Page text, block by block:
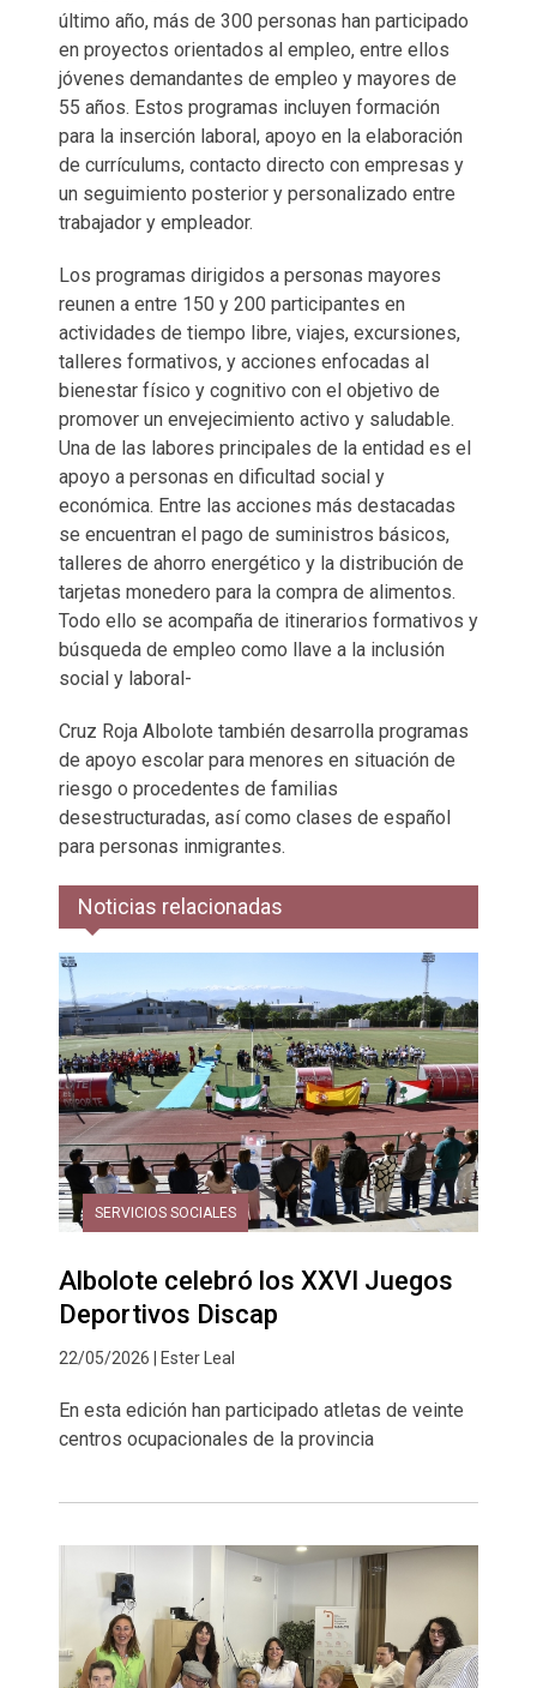
último año, más de 300 personas han participado
en proyectos orientados al empleo, entre ellos
jóvenes demandantes de empleo y mayores de
55 años. Estos programas incluyen formación
para la inserción laboral, apoyo en la elaboración
de currículums, contacto directo con empresas y
un seguimiento posterior y personalizado entre
trabajador y empleador.
Los programas dirigidos a personas mayores
reunen a entre 150 y 200 participantes en
actividades de tiempo libre, viajes, excursiones,
talleres formativos, y acciones enfocadas al
bienestar físico y cognitivo con el objetivo de
promover un envejecimiento activo y saludable.
Una de las labores principales de la entidad es el
apoyo a personas en dificultad social y
económica. Entre las acciones más destacadas
se encuentran el pago de suministros básicos,
talleres de ahorro energético y la distribución de
tarjetas monedero para la compra de alimentos.
Todo ello se acompaña de itinerarios formativos y
búsqueda de empleo como llave a la inclusión
social y laboral-
Cruz Roja Albolote también desarrolla programas
de apoyo escolar para menores en situación de
riesgo o procedentes de familias
desestructuradas, así como clases de español
para personas inmigrantes.
Noticias relacionadas
SERVICIOS SOCIALES
Albolote celebró los XXVI Juegos
Deportivos Discap
22/05/2026 | Ester Leal
En esta edición han participado atletas de veinte
centros ocupacionales de la provincia